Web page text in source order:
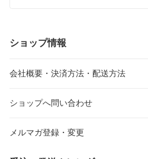
ショップ情報
会社概要・決済方法・配送方法
ショップへ問い合わせ
メルマガ登録・変更